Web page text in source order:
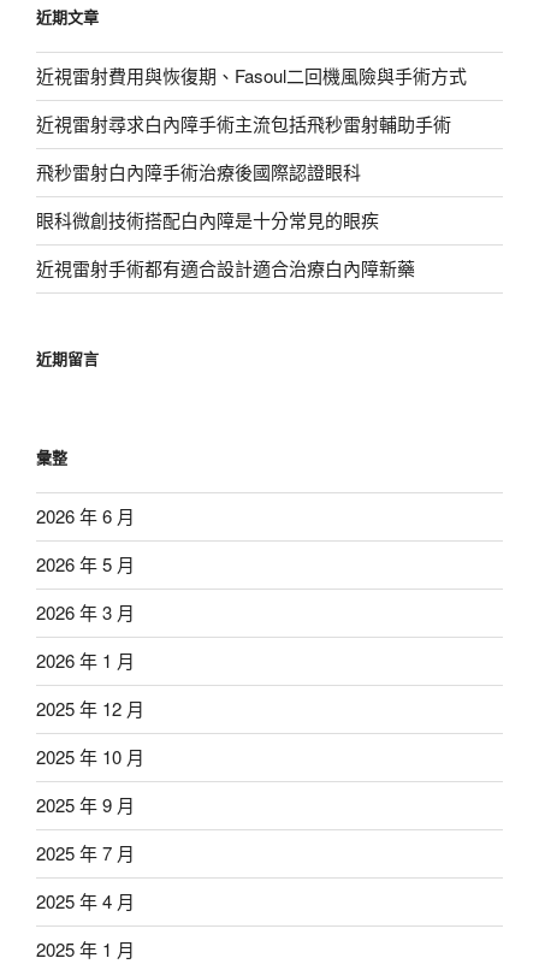
字:
近期文章
近視雷射費用與恢復期、Fasoul二回機風險與手術方式
近視雷射尋求白內障手術主流包括飛秒雷射輔助手術
飛秒雷射白內障手術治療後國際認證眼科
眼科微創技術搭配白內障是十分常見的眼疾
近視雷射手術都有適合設計適合治療白內障新藥
近期留言
彙整
2026 年 6 月
2026 年 5 月
2026 年 3 月
2026 年 1 月
2025 年 12 月
2025 年 10 月
2025 年 9 月
2025 年 7 月
2025 年 4 月
2025 年 1 月